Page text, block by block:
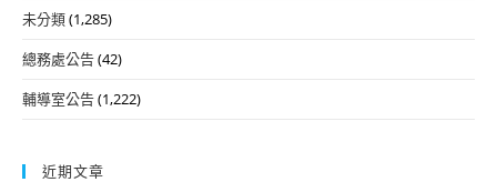
未分類(1,285)
總務處公告(42)
輔導室公告(1,222)
近期文章